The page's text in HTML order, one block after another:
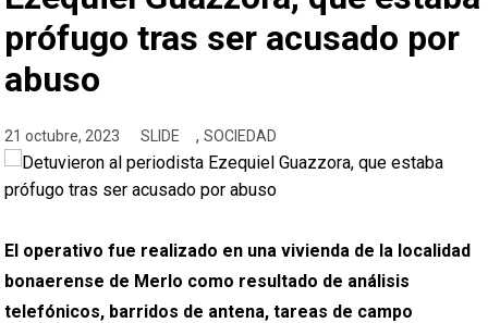
prófugo tras ser acusado por
abuso
21 octubre, 2023 SLIDE ,SOCIEDAD
El operativo fue realizado en una vivienda de la localidad
bonaerense de Merlo como resultado de análisis
telefónicos, barridos de antena, tareas de campo